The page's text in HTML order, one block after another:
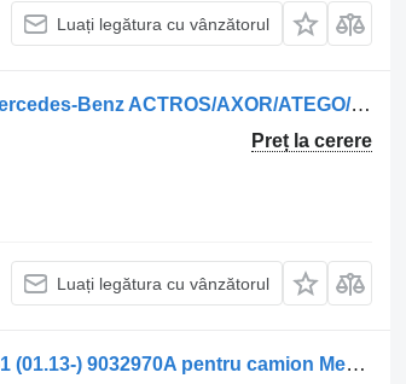
Luați legătura cu vânzătorul
Sisteme de încălzire Webasto 3500 pentru camion Mercedes-Benz ACTROS/AXOR/ATEGO/AROCS
Preț la cerere
Luați legătura cu vânzătorul
Sisteme de încălzire Mercedes-Benz Actros mp4 2551 (01.13-) 9032970A pentru camion Mercedes-Benz Actros MP4 Antos Arocs (2012-)